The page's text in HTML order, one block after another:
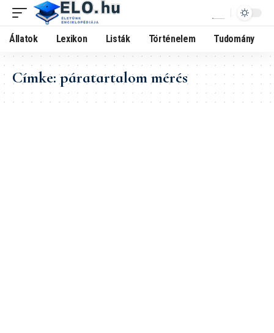
Állatok Lexikon Listák Történelem Tudomány
Címke:páratartalom mérés